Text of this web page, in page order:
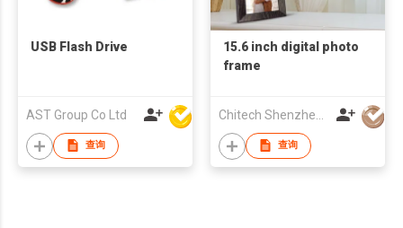
USB Flash Drive
AST Group Co Ltd
查询
15.6 inch digital photo
frame
查询